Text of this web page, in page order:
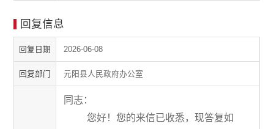
回复信息
回复日期 2026-06-08
回复部门 元阳县人民政府办公室
同志：
您好！您的来信已收悉，现答复如